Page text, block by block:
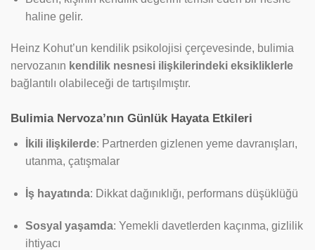
haline gelir.
Heinz Kohut’un kendilik psikolojisi çerçevesinde, bulimia
nervozanın kendilik nesnesi ilişkilerindeki eksikliklerle
bağlantılı olabileceği de tartışılmıştır.
Bulimia Nervoza’nın Günlük Hayata Etkileri
İkili ilişkilerde: Partnerden gizlenen yeme davranışları,
utanma, çatışmalar
İş hayatında: Dikkat dağınıklığı, performans düşüklüğü
Sosyal yaşamda: Yemekli davetlerden kaçınma, gizlilik
ihtiyacı